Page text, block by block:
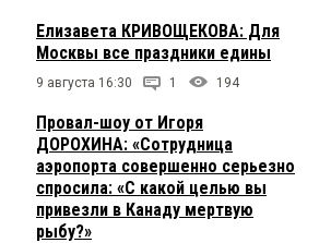
Елизавета КРИВОЩЕКОВА: Для
Москвы все праздники едины
9 августа 16:30 1 194
Провал-шоу от Игоря
ДОРОХИНА: «Сотрудница
аэропорта совершенно серьезно
спросила: «С какой целью вы
привезли в Канаду мертвую
рыбу?»